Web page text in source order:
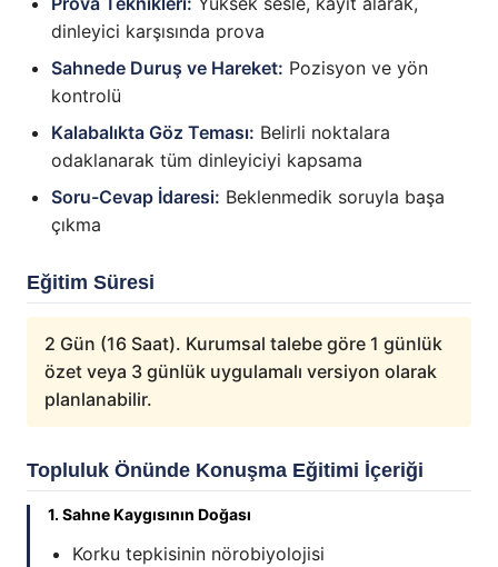
dinleyici karşısında prova
Sahnede Duruş ve Hareket: Pozisyon ve yön
kontrolü
Kalabalıkta Göz Teması: Belirli noktalara
odaklanarak tüm dinleyiciyi kapsama
Soru-Cevap İdaresi: Beklenmedik soruyla başa
çıkma
Eğitim Süresi
2 Gün (16 Saat). Kurumsal talebe göre 1 günlük
özet veya 3 günlük uygulamalı versiyon olarak
planlanabilir.
Topluluk Önünde Konuşma Eğitimi İçeriği
1. Sahne Kaygısının Doğası
Korku tepkisinin nörobiyolojisi